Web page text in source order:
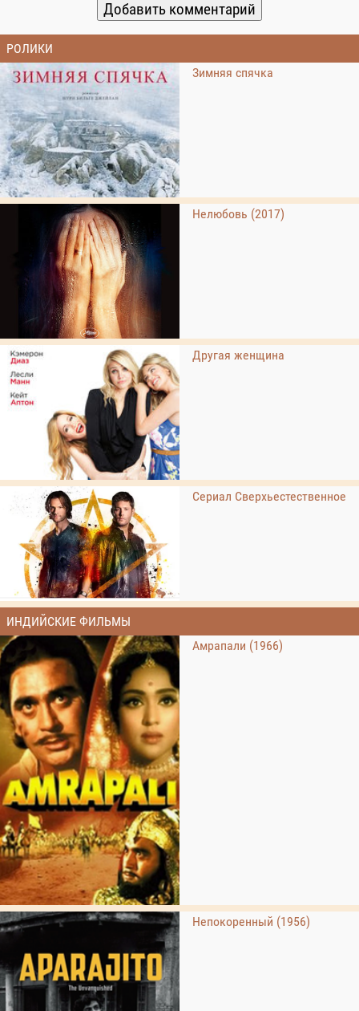
РОЛИКИ
Зимняя спячка
Нелюбовь (2017)
Другая женщина
Сериал Сверхьестественное
ИНДИЙСКИЕ ФИЛЬМЫ
Амрапали (1966)
Непокоренный (1956)